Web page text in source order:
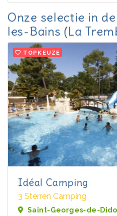
Onze selectie in
les-Bains (La
TOPKEUZE
Idéal Camping
3 Sterren Camping
Saint-Georges-de-